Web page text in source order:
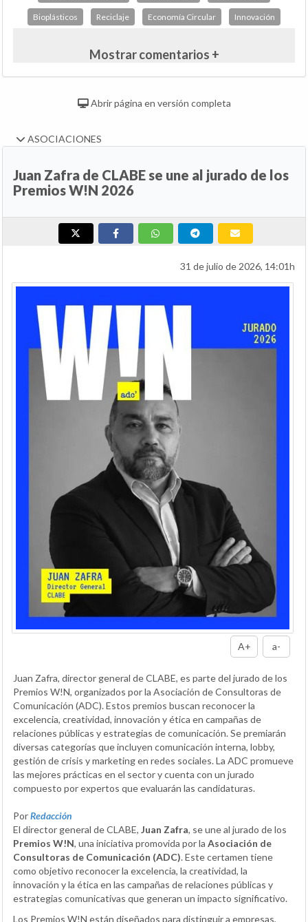
Bioplásticos Reciclaje Economía Circular Innovación
Mostrar comentarios +
Abrir página en versión completa
ASOCIACIONES
Juan Zafra de CLABE se une al jurado de los
Premios W!N 2026
31 de julio de 2026, 14:01h
A+ a-
Juan Zafra, director general de CLABE, es parte del jurado de los
Premios W!N, organizados por la Asociación de Consultoras de
Comunicación (ADC). Estos premios buscan reconocer la
excelencia, creatividad, innovación y ética en campañas de
relaciones públicas y estrategias de comunicación. Se premiarán
diversas categorías que incluyen comunicación interna, lobby,
gestión de crisis y marketing en redes sociales. La ADC promueve
las mejores prácticas en el sector y cuenta con un jurado
compuesto por expertos que evaluarán las candidaturas.
PorRedacción
El director general de CLABE, Juan Zafra, se une al jurado de los
Premios W!N, una iniciativa promovida por la Asociación de
Consultoras de Comunicación (ADC). Este certamen tiene
como objetivo reconocer la excelencia, la creatividad, la
innovación y la ética en las campañas de relaciones públicas y
estrategias comunicativas que generan un impacto significativo.
Los Premios W!N están diseñados para distinguir a empresas,